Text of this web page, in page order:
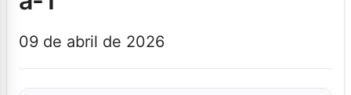
09 de abril de 2026